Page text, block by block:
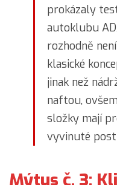
prokázaly
autoklubu
rozhodně
klasické
jinak než
naftou,
složky mají
vyvinuté
Mýtus č. 3: